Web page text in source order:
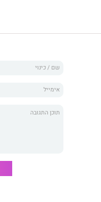
"מסעות במטאוורס". מעטים
והקים ספריה.
על הקו הספרותי של
קצרים, פחות או יותר, הממזגים
על המערכת האקולוגית של
דרש הסופר להדפיס מספר
אחד. גם אם יכרות את הענף עליו